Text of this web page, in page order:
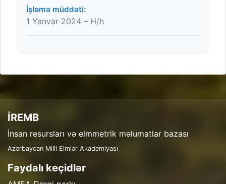
İşləmə müddəti:
1 Yanvar 2024 – H/h
İREMB
İnsan resursları və elmmetrik məlumatlar bazası
Azərbaycan Milli Elmlər Akademiyası
Faydalı keçidlər